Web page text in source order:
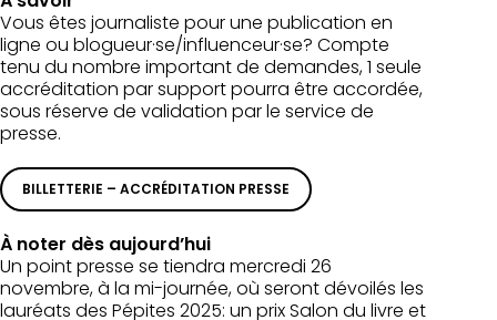
Vous êtes journaliste pour une publication en
ligne ou blogueur·se/influenceur·se? Compte
tenu du nombre important de demandes, 1 seule
accréditation par support pourra être accordée,
sous réserve de validation par le service de
presse.
BILLETTERIE – ACCRÉDITATION PRESSE
À noter dès aujourd’hui
Un point presse se tiendra mercredi 26
novembre, à la mi-journée, où seront dévoilés les
lauréats des Pépites 2025: un prix Salon du livre et